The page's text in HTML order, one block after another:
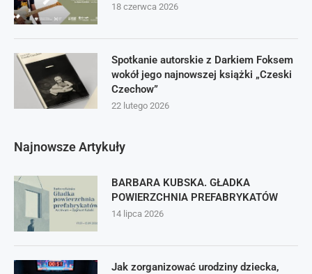
18 czerwca 2026
Spotkanie autorskie z Darkiem Foksem
wokół jego najnowszej książki „Czeski
Czechow”
22 lutego 2026
Najnowsze Artykuły
BARBARA KUBSKA. GŁADKA
POWIERZCHNIA PREFABRYKATÓW
14 lipca 2026
Jak zorganizować urodziny dziecka,